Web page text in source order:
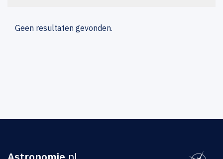
Geen resultaten gevonden.